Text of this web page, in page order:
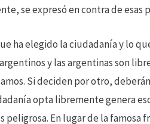
se expresó en contra de esas
ha elegido la ciudadanía y lo
y las argentinas son
Si deciden por otro, deberán
opta libremente genera
En lugar de la famosa